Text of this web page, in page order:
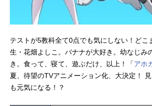
テストが5教科全て0点でも気にしない！どこ
生・花畑よしこ。バナナが大好き。幼なじみ
き。食って、寝て、遊ぶだけ、以上！「アホ
夏、待望のTVアニメーション化、大決定！
も元気になる！？